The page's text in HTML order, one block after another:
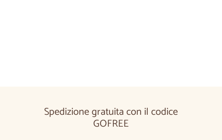
Spedizione gratuita con il codice
GOFREE